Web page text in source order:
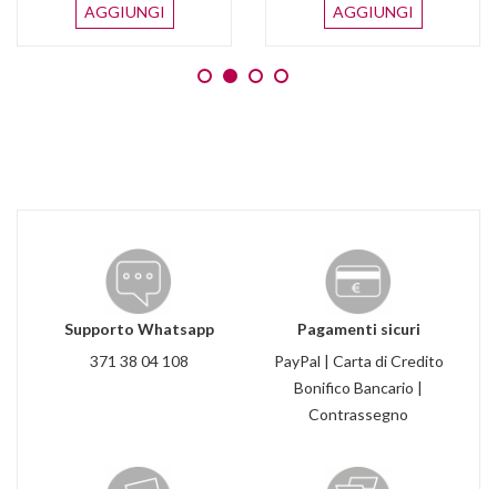
AGGIUNGI AGGIUNGI
Supporto Whatsapp
371 38 04 108
Pagamenti sicuri
PayPal | Carta di Credito
Bonifico Bancario |
Contrassegno